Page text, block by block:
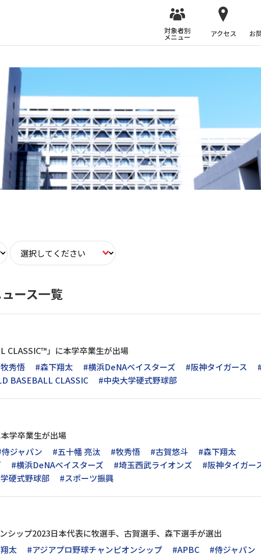
対象者別
メニュー アクセス お
ース一覧
CLASSIC™」に本学卒業生が出場
秀悟 #森下翔太 #横浜DeNAベイスターズ #阪神タイガース
BASEBALL CLASSIC #中央大学硬式野球部
学卒業生が出場
ジャパン #五十幡 亮汰 #牧秀悟 #古賀悠斗
#森下翔太
#横浜DeNAベイスターズ #埼玉西武ライオンズ
#阪神タイガー
硬式野球部 #スポーツ振興
シップ2023日本代表に牧選手、古賀選手、森下選手が選出
太 #アジアプロ野球チャンピオンシップ #APBC
#侍ジャパン